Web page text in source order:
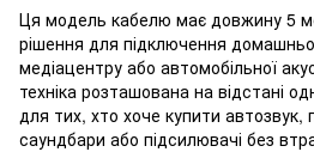
Ця модель кабелю має довжину 5
рішення для підключення
медіацентру або автомобільної
техніка розташована на відстані
для тих, хто хоче купити автозвук,
саундбари або підсилювачі без